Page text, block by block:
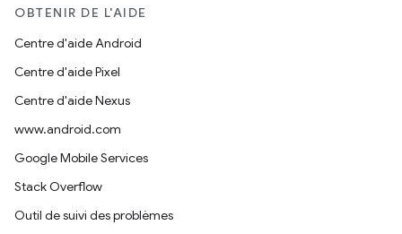
OBTENIR DE L'AIDE
Centre d'aide Android
Centre d'aide Pixel
Centre d'aide Nexus
www.android.com
Google Mobile Services
Stack Overflow
Outil de suivi des problèmes